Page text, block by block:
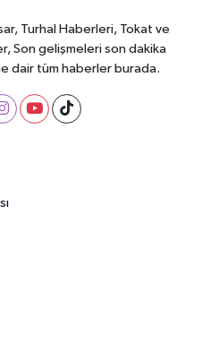
Turhal Haberleri, Tokat ve
Son gelişmeleri son dakika
dair tüm haberler burada.